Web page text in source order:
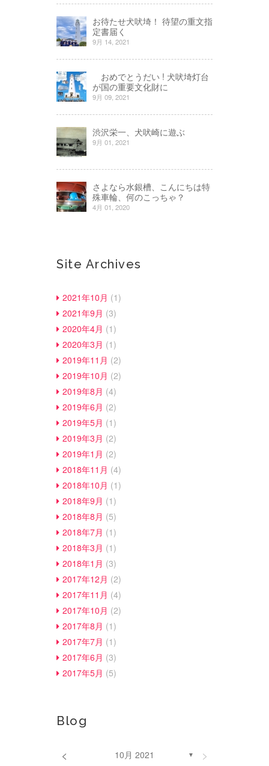
お待たせ犬吠埼！ 待望の重文指
定書届く
9月 14, 2021
おめでとうだい ! 犬吠埼灯台
が国の重要文化財に
9月 09, 2021
渋沢栄一、犬吠崎に遊ぶ
9月 01, 2021
さよなら水銀槽、こんにちは特
殊車輪、何のこっちゃ？
4月 01, 2020
Site Archives
2021年10月 (1)
2021年9月 (3)
2020年4月 (1)
2020年3月 (1)
2019年11月 (2)
2019年10月 (2)
2019年8月 (4)
2019年6月 (2)
2019年5月 (1)
2019年3月 (2)
2019年1月 (2)
2018年11月 (4)
2018年10月 (1)
2018年9月 (1)
2018年8月 (5)
2018年7月 (1)
2018年3月 (1)
2018年1月 (3)
2017年12月 (2)
2017年11月 (4)
2017年10月 (2)
2017年8月 (1)
2017年7月 (1)
2017年6月 (3)
2017年5月 (5)
Blog
< 10月 2021 ▼ >